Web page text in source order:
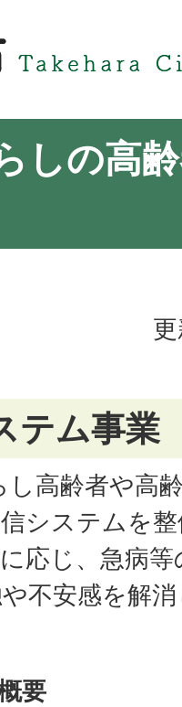
しの高
テム事業
高齢者や高
システムを
応じ、急病
不安感を解
要